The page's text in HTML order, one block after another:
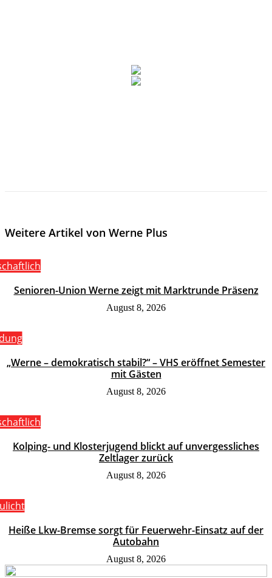
Weitere Artikel von Werne Plus
Senioren-Union Werne zeigt mit Marktrunde Präsenz
August 8, 2026
„Werne – demokratisch stabil?“ – VHS eröffnet Semester
mit Gästen
August 8, 2026
Kolping- und Klosterjugend blickt auf unvergessliches
Zeltlager zurück
August 8, 2026
Heiße Lkw-Bremse sorgt für Feuerwehr-Einsatz auf der
Autobahn
August 8, 2026